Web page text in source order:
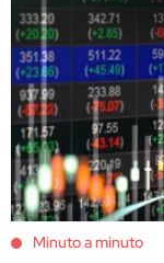
Minuto a minuto